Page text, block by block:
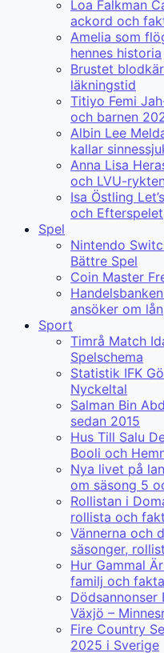
Loa Falkman
ackord och
Amelia som
hennes historia
Brustet
läkningstid
Titiyo Femi
och barnen
Albin Lee
kallar
Anna Lisa
och LVU-rykten
Isa Östling
och Efterspelet
Spel
Nintendo
Bättre Spel
Coin Master
ansöker om lån
Sport
Timrå Match
Spelschema
Statistik IFK
Nyckeltal
Salman Bin
sedan 2015
Hus Till Salu
Booli och
Nya livet på
om säsong 5
Rollistan i
rollista och
Vännerna och
säsonger,
Hur Gammal
familj och fakta
Dödsannonser
Växjö –
Fire Country
2025 i Sverige